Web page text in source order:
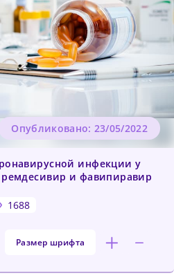
инфекции у
и фавипиравир
1688
Размер шрифта
Опубликовано: 23/05/2022